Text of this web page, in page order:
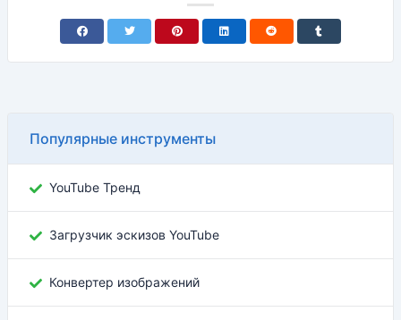
Популярные инструменты
YouTube Тренд
Загрузчик эскизов YouTube
Конвертер изображений